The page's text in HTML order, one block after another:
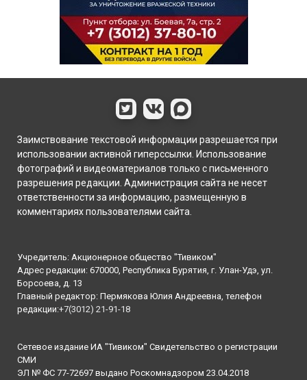
Заимствование текстовой информации разрешается при
использовании активной гиперссылки. Использование
фотографий и видеоматериалов только с письменного
разрешения редакции. Администрация сайта не несет
ответственности за информацию, размещенную в
комментариях пользователями сайта.
Учредитель: Акционерное общество "Тивиком"
Адрес редакции: 670000, Республика Бурятия, г. Улан-Удэ, ул.
Борсоева, д. 13
Главный редактор: Пермякова Юлия Андреевна, телефон
редакции:+7(3012) 21-91-18
Сетевое издание ИА "Тивиком" Свидетельство о регистрации
СМИ
ЭЛ № ФС 77-72697 выдано Роскомнадзором 23.04.2018